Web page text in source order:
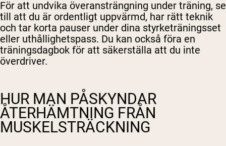
För att undvika överansträngning under träning, se
till att du är ordentligt uppvärmd, har rätt teknik
och tar korta pauser under dina styrketräningsset
eller uthållighetspass. Du kan också föra en
träningsdagbok för att säkerställa att du inte
överdriver.
HUR MAN PÅSKYNDAR
ÅTERHÄMTNING FRÅN
MUSKELSTRÄCKNING